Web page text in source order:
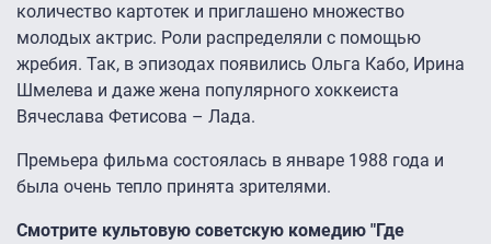
количество картотек и приглашено множество
молодых актрис. Роли распределяли с помощью
жребия. Так, в эпизодах появились Ольга Кабо, Ирина
Шмелева и даже жена популярного хоккеиста
Вячеслава Фетисова – Лада.
Премьера фильма состоялась в январе 1988 года и
была очень тепло принята зрителями.
Смотрите культовую советскую комедию "Где